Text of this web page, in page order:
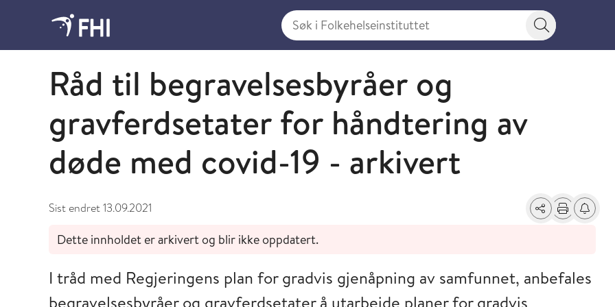
Søk i Folkehelseinstituttet
Søkeknapp
Koronavirusveilederen - arkiverte artikler
Råd til begravelsesbyråer og
gravferdsetater for håndtering av
døde med covid-19 - arkivert
Sist endret13.09.2021 Del Skriv ut
Få
Dette innholdet er arkivert og blir ikke oppdatert.
I tråd med Regjeringens plan for gradvis gjenåpning av samfunnet, anbefales
begravelsesbyråer og gravferdsetater å utarbeide planer for gradvis